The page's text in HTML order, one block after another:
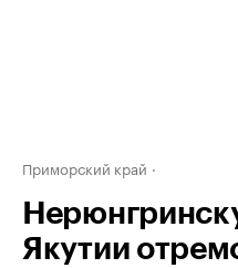
Приморский край
Якутии